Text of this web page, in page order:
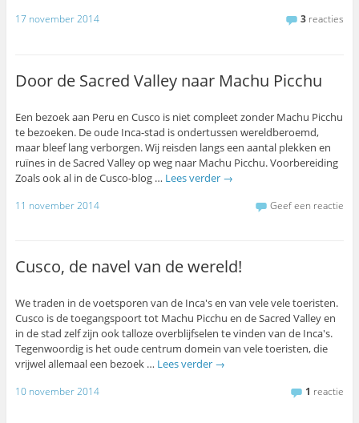
17 november 2014 3 reacties
Door de Sacred Valley naar Machu Picchu
Een bezoek aan Peru en Cusco is niet compleet zonder Machu Picchu
te bezoeken. De oude Inca-stad is ondertussen wereldberoemd,
maar bleef lang verborgen. Wij reisden langs een aantal plekken en
ruïnes in de Sacred Valley op weg naar Machu Picchu. Voorbereiding
Zoals ook al in de Cusco-blog … Lees verder →
11 november 2014 Geef een reactie
Cusco, de navel van de wereld!
We traden in de voetsporen van de Inca's en van vele vele toeristen.
Cusco is de toegangspoort tot Machu Picchu en de Sacred Valley en
in de stad zelf zijn ook talloze overblijfselen te vinden van de Inca's.
Tegenwoordig is het oude centrum domein van vele toeristen, die
vrijwel allemaal een bezoek … Lees verder →
10 november 2014 1 reactie